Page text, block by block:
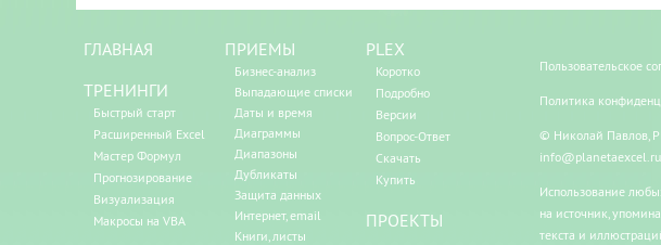
ГЛАВНАЯ
ТРЕНИНГИ
Быстрый старт
Расширенный Excel
Мастер Формул
Прогнозирование
Визуализация
Макросы на VBA
ПРИЕМЫ
Бизнес-анализ
Выпадающие списки
Даты и время
Диаграммы
Диапазоны
Дубликаты
Защита данных
Интернет, email
Книги, листы
PLEX
Коротко
Подробно
Версии
Вопрос-Ответ
Скачать
Купить
ПРОЕКТЫ
Пользовательское
Политика
© Николай Павлов,
info@planetaexcel.ru
Использование
на источник,
текста и